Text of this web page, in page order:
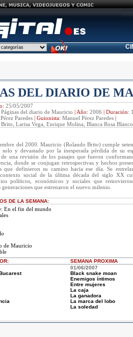
DEL DIARIO DE
25/05/2007
Páginas del diario de Mauricio | Año: 2006 | Duración:
Paredes| Guionista: Manuel Pérez Paredes|
Larisa Vega, Enrique Molina, Blanca Rosa Blanco
del 2000. Mauricio (Rolando Brito) cumple
solo y devastado por la inesperada pérdida de su
de una revisión de los pasajes que fueron
donde se conjugan retrospectivas y hechos
que definieron su camino hacia ese día. Se
social de la última década del siglo XX
políticos, económicos y sociales que
generaciones que estrenaron el nuevo milenio.
DE LA SEMANA:
En el fin del mundo
de Mauricio
: SEMANA PROXIMA
01/06/2007
Black snake moan
Enemigos íntimos
Entre mujeres
La caja
La ganadora
La marca del lobo
La soledad